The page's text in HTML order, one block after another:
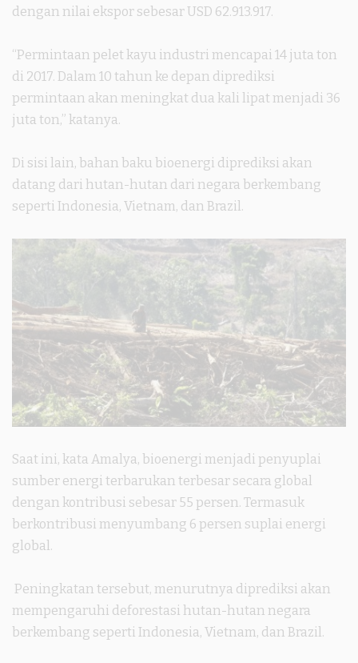
dengan nilai ekspor sebesar USD 62.913.917.
“Permintaan pelet kayu industri mencapai 14 juta ton
di 2017. Dalam 10 tahun ke depan diprediksi
permintaan akan meningkat dua kali lipat menjadi 36
juta ton,” katanya.
Di sisi lain, bahan baku bioenergi diprediksi akan
datang dari hutan-hutan dari negara berkembang
seperti Indonesia, Vietnam, dan Brazil.
Saat ini, kata Amalya, bioenergi menjadi penyuplai
sumber energi terbarukan terbesar secara global
dengan kontribusi sebesar 55 persen. Termasuk
berkontribusi menyumbang 6 persen suplai energi
global.
Peningkatan tersebut, menurutnya diprediksi akan
mempengaruhi deforestasi hutan-hutan negara
berkembang seperti Indonesia, Vietnam, dan Brazil.